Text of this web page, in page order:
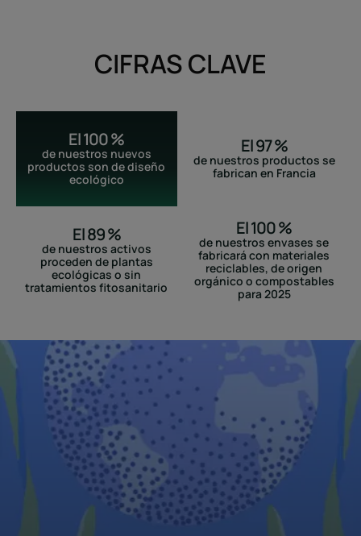
CIFRAS CLAVE
El 100 %
de nuestros nuevos
productos son de diseño
ecológico
El 97 %
de nuestros productos se
fabrican en Francia
El 89 %
de nuestros activos
proceden de plantas
ecológicas o sin
tratamientos fitosanitario
El 100 %
de nuestros envases se
fabricará con materiales
reciclables, de origen
orgánico o compostables
para 2025